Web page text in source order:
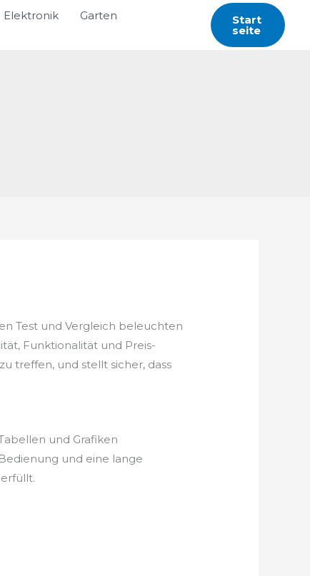
Elektronik
Garten
Start
Seite
Test und Vergleich beleuchten
Funktionalität und Preis-
treffen, und stellt sicher, dass
und Grafiken
und eine lange